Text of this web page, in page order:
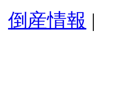
倒産情報 |